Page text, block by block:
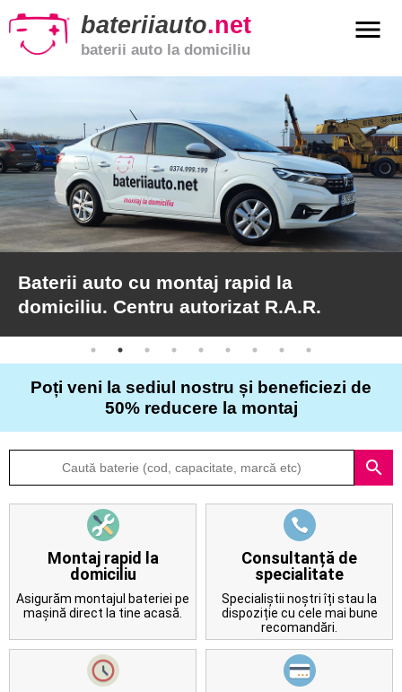
bateriiauto.net
baterii auto la domiciliu
menu
Baterii
moto
Baterii
de
camion
Articole
Despre
Contact
Baterii auto cu montaj rapid la
domiciliu. Centru autorizat R.A.R.
Poți veni la sediul nostru și beneficiezi de
50% reducere la montaj
search
Montaj rapid la
domiciliu
Asigurăm montajul bateriei pe
mașină direct la tine acasă.
Consultanță de
specialitate
Specialiștii noștri îți stau la
dispoziție cu cele mai bune
recomandări.